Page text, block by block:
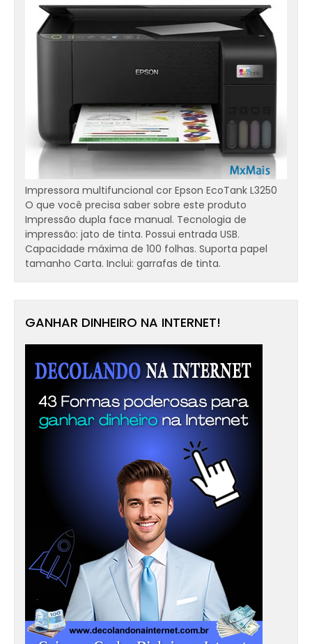
Impressora multifuncional cor Epson EcoTank L3250
O que você precisa saber sobre este produto
Impressão dupla face manual. Tecnologia de
impressão: jato de tinta. Possui entrada USB.
Capacidade máxima de 100 folhas. Suporta papel
tamanho Carta. Inclui: garrafas de tinta.
GANHAR DINHEIRO NA INTERNET!